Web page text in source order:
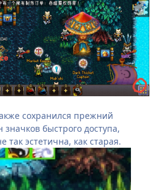
сохранился прежний
быстрого доступа,
так эстетична, как старая.